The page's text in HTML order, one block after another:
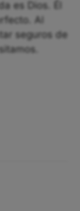
es Dios. Él
Al
seguros de